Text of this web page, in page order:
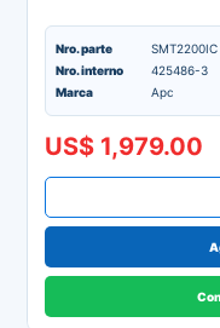
Nro. parte
SMT2200IC
Nro. interno
425486-3
Marca
Apc
US$ 1,979.00